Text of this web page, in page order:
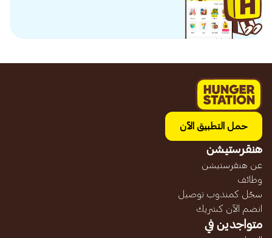
حمل التطبيق الآن
هنقرستيشن
عن هنقرستيشن
وظائف
سجّل كمندوب توصيل
انضم الآن كشريك
متواجدين في